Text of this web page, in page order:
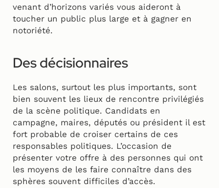
venant d’horizons variés vous aideront à
toucher un public plus large et à gagner en
notoriété.
Des décisionnaires
Les salons, surtout les plus importants, sont
bien souvent les lieux de rencontre privilégiés
de la scène politique. Candidats en
campagne, maires, députés ou président il est
fort probable de croiser certains de ces
responsables politiques. L’occasion de
présenter votre offre à des personnes qui ont
les moyens de les faire connaître dans des
sphères souvent difficiles d’accès.